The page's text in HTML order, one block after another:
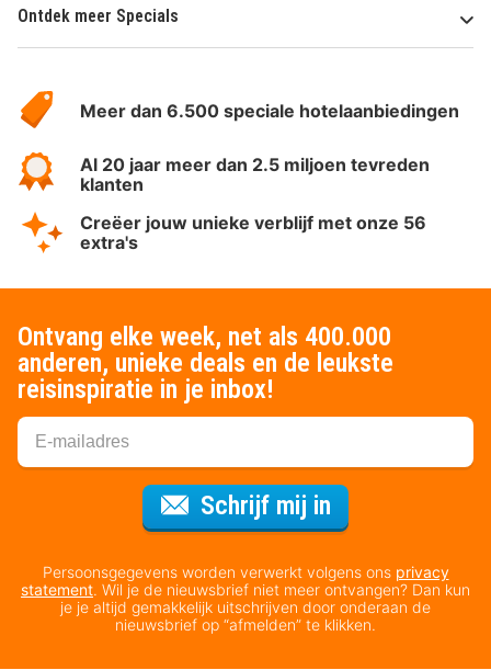
Ontdek meer Specials
HotelSpecials
Meer dan 6.500 speciale hotelaanbiedingen
Al 20 jaar meer dan 2.5 miljoen tevreden
klanten
Creëer jouw unieke verblijf met onze 56
extra's
Ontvang elke week, net als 400.000
anderen, unieke deals en de leukste
reisinspiratie in je inbox!
Schrijf mij in
Persoonsgegevens worden verwerkt volgens ons privacy
statement. Wil je de nieuwsbrief niet meer ontvangen? Dan kun
je je altijd gemakkelijk uitschrijven door onderaan de
nieuwsbrief op “afmelden” te klikken.